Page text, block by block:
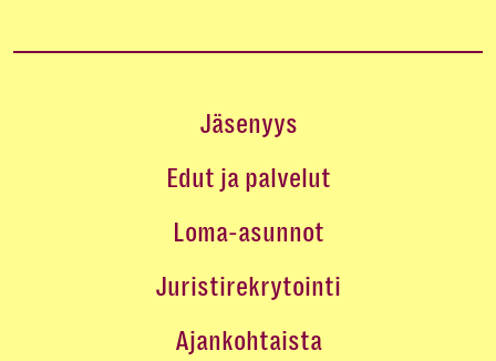
Jäsenyys
Edut ja palvelut
Loma-asunnot
Juristirekrytointi
Ajankohtaista